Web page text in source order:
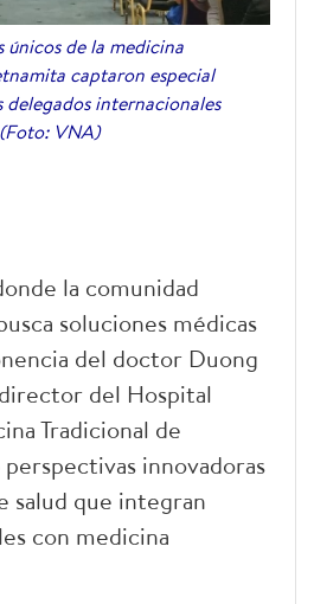
únicos de la medicina
captaron especial
delegados internacionales
(Foto: VNA)
la comunidad
soluciones médicas
del doctor Duong
del Hospital
Tradicional de
innovadoras
salud que integran
con medicina